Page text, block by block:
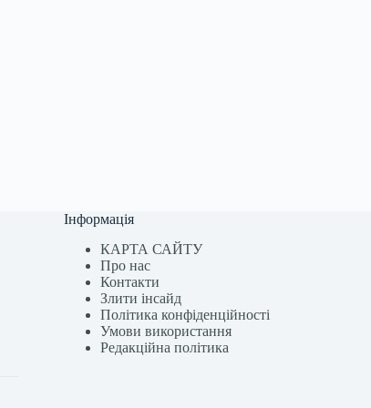
Інформація
КАРТА САЙТУ
Про нас
Контакти
Злити інсайд
Політика конфіденційності
Умови використання
Редакційна політика